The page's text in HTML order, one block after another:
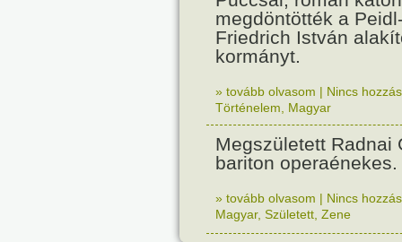
megdöntötték a
Friedrich István
kormányt.
» tovább olvasom | Nincs
Történelem
Magyar
Megszületett Radnai
bariton operaénekes.
» tovább olvasom | Nincs
Magyar, Született Zene